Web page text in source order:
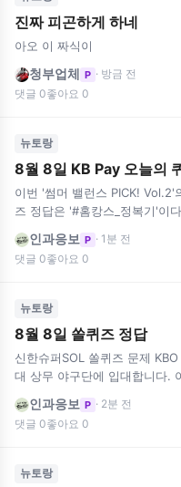
진짜 피곤하게 하네
아오 이 짜식이
청부업체 P · 방금 전
댓글 0좋아요 0
뉴토랑
8월 8일 KB Pay 오늘의
이번 '썸머 밸런스 PICK! Vol.2'
즈 정답은 '#홈캉스_정복기'이
인과응보 P · 1분 전
댓글 0좋아요 0
뉴토랑
8월 8일 쏠퀴즈 정답
신한슈퍼SOL 쏠퀴즈 문제
대 상무 야구단에 입대합니다.
인과응보 P · 2분 전
댓글 0좋아요 0
뉴토랑